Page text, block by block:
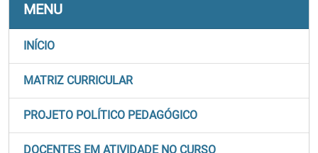
MENU
INÍCIO
MATRIZ CURRICULAR
PROJETO POLÍTICO PEDAGÓGICO
DOCENTES EM ATIVIDADE NO CURSO